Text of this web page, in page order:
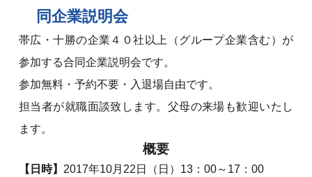
同企業説明会
帯広・十勝の企業４０社以上（グループ企業含む）が
参加する合同企業説明会です。
参加無料・予約不要・入退場自由です。
担当者が就職面談致します。父母の来場も歓迎いたし
ます。
概要
【日時】 2017年10月22日（日）13：00～17：00